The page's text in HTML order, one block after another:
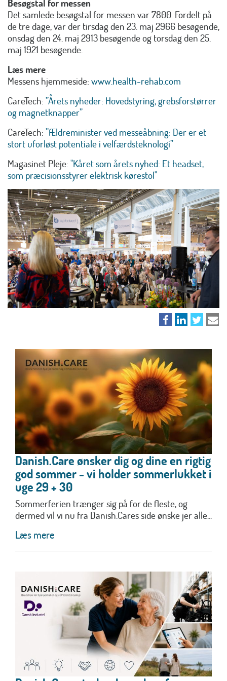
Besøgstal for messen
Det samlede besøgstal for messen var 7800. Fordelt på
de tre dage, var der tirsdag den 23. maj 2966 besøgende,
onsdag den 24. maj 2913 besøgende og torsdag den 25.
maj 1921 besøgende.
Læs mere
Messens hjemmeside: www.health-rehab.com
CareTech: ”Årets nyheder: Hovedstyring, grebsforstørrer
og magnetknapper”
CareTech: ”Ældreminister ved messeåbning: Der er et
stort uforløst potentiale i velfærdsteknologi”
Magasinet Pleje: "Kåret som årets nyhed: Et headset,
som præcisionsstyrer elektrisk kørestol"
Danish.Care ønsker dig og dine en rigtig
god sommer - vi holder sommerlukket i
uge 29 + 30
Sommerferien trænger sig på for de fleste, og
dermed vil vi nu fra Danish.Cares side ønske jer alle...
Læs mere